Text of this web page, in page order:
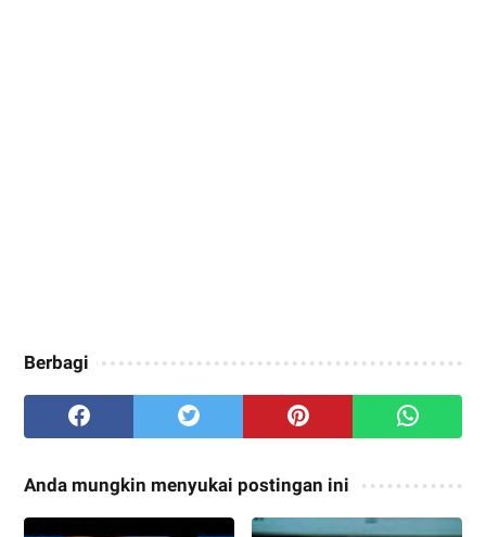
Berbagi
Anda mungkin menyukai postingan ini